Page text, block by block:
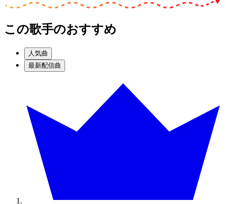
この歌手のおすすめ
人気曲
最新配信曲